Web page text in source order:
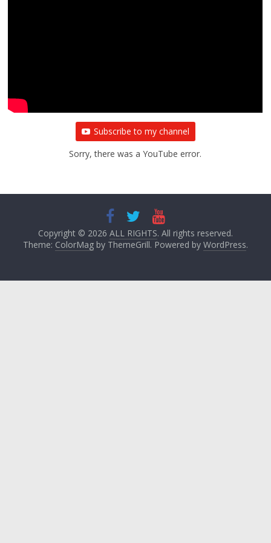
Subscribe to my channel
Sorry, there was a YouTube error.
Copyright © 2026 ALL RIGHTS. All rights reserved.
Theme: ColorMagby ThemeGrill. Powered by WordPress.